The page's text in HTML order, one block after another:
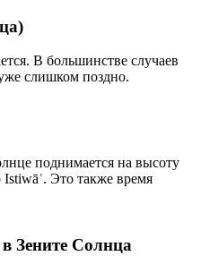
В большинстве случаев
слишком поздно.
поднимается на высоту
Istiwāʾ. Это также время
Зените Солнца